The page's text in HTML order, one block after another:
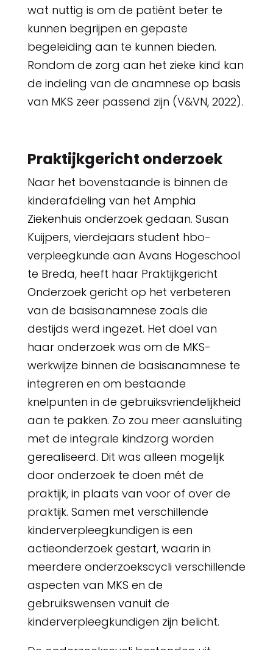
wat nuttig is om de patiënt beter te
kunnen begrijpen en gepaste
begeleiding aan te kunnen bieden.
Rondom de zorg aan het zieke kind kan
de indeling van de anamnese op basis
van MKS zeer passend zijn (V&VN, 2022).
Praktijkgericht onderzoek
Naar het bovenstaande is binnen de
kinderafdeling van het Amphia
Ziekenhuis onderzoek gedaan. Susan
Kuijpers, vierdejaars student hbo-
verpleegkunde aan Avans Hogeschool
te Breda, heeft haar Praktijkgericht
Onderzoek gericht op het verbeteren
van de basisanamnese zoals die
destijds werd ingezet. Het doel van
haar onderzoek was om de MKS-
werkwijze binnen de basisanamnese te
integreren en om bestaande
knelpunten in de gebruiksvriendelijkheid
aan te pakken. Zo zou meer aansluiting
met de integrale kindzorg worden
gerealiseerd. Dit was alleen mogelijk
door onderzoek te doen mét de
praktijk, in plaats van voor of over de
praktijk. Samen met verschillende
kinderverpleegkundigen is een
actieonderzoek gestart, waarin in
meerdere onderzoekscycli verschillende
aspecten van MKS en de
gebruikswensen vanuit de
kinderverpleegkundigen zijn belicht.